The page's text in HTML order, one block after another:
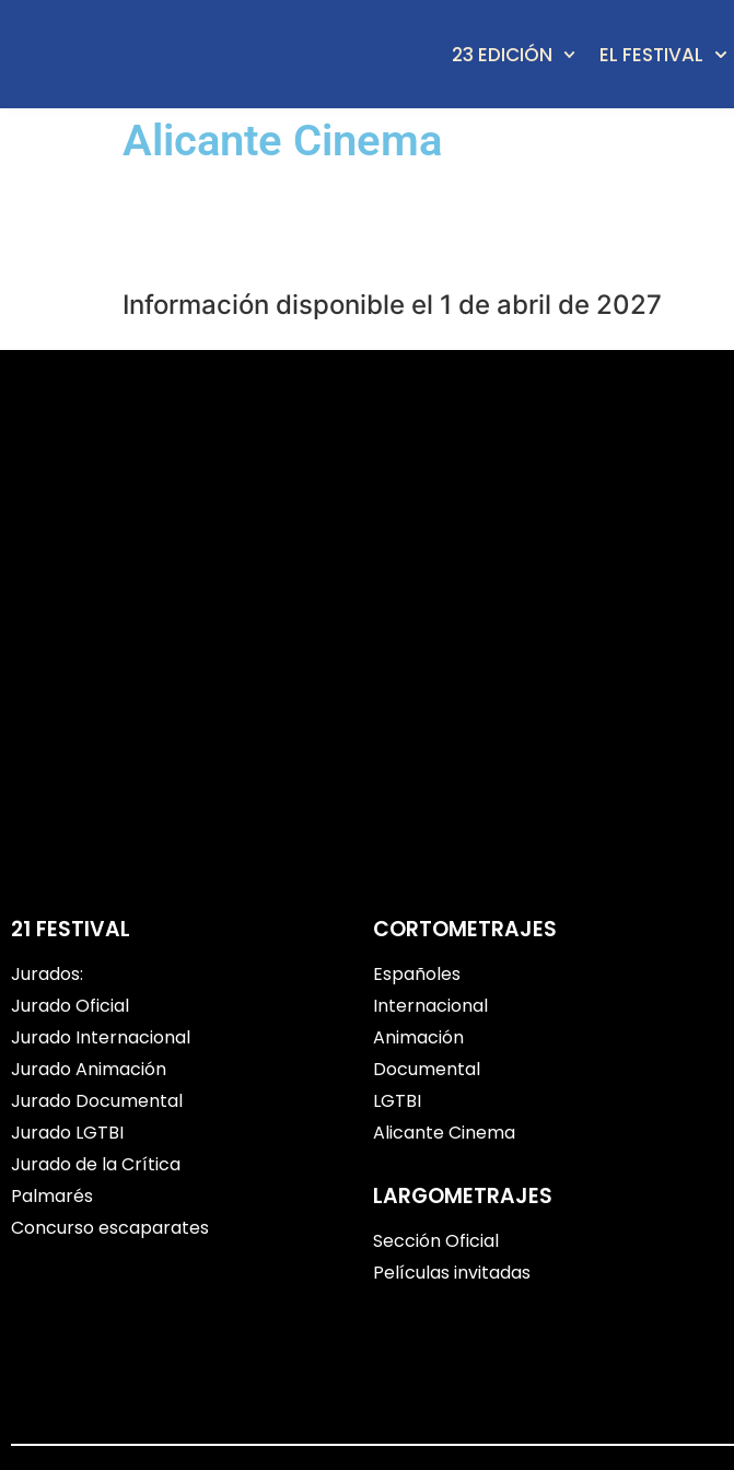
23 EDICIÓN EL FESTIVAL
Alicante Cinema
Información disponible el 1 de abril de 2027
21 FESTIVAL
Jurados:
Jurado Oficial
Jurado Internacional
Jurado Animación
Jurado Documental
Jurado LGTBI
Jurado de la Crítica
Palmarés
Concurso escaparates
CORTOMETRAJES
Españoles
Internacional
Animación
Documental
LGTBI
Alicante Cinema
LARGOMETRAJES
Sección Oficial
Películas invitadas